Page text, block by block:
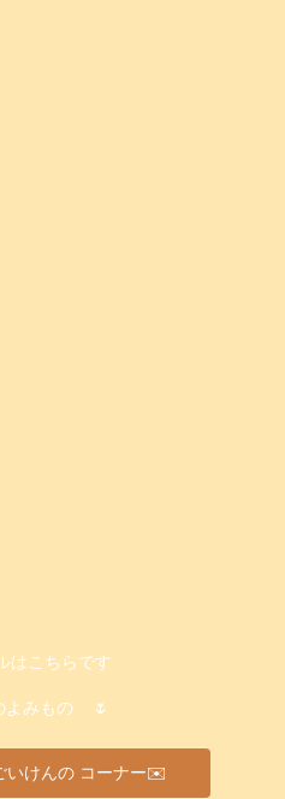
はこちらです
よみもの 🌷
いけんの コーナー✉️